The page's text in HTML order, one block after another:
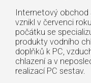
Internetový obchod
vznikl v červenci
počátku se
produkty vodního
doplňků k PC,
chlazení a v
realizací PC sestav.